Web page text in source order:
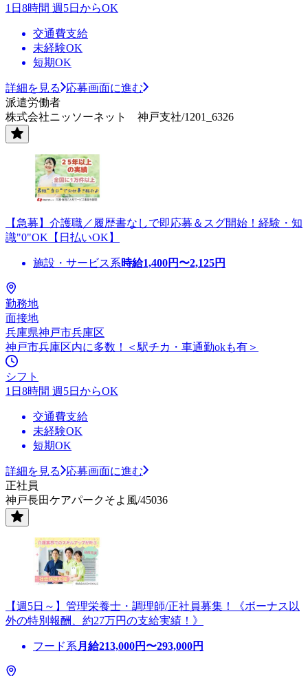
1日8時間 週5日からOK
交通費支給
未経験OK
短期OK
詳細を見る
応募画面に進む
派遣労働者
株式会社ニッソーネット 神戸支社/1201_6326
【急募】介護職／履歴書なしで即応募＆スグ開始！経験・知
識"0"OK【日払いOK】
施設・サービス系時給1,400円〜2,125円
勤務地
面接地
兵庫県神戸市兵庫区
神戸市兵庫区内に多数！＜駅チカ・車通勤okも有＞
シフト
1日8時間 週5日からOK
交通費支給
未経験OK
短期OK
詳細を見る
応募画面に進む
正社員
神戸長田ケアパークそよ風/45036
【週5日～】管理栄養士・調理師/正社員募集！《ボーナス以
外の特別報酬、約27万円の支給実績！》
フード系 月給213,000円〜293,000円